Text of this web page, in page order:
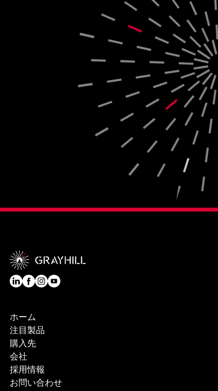
ホーム
注目製品
購入先
会社
採用情報
お問い合わせ